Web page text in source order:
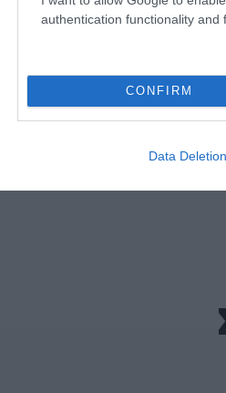
authentication functionality and
CONFIRM
Data Deletion